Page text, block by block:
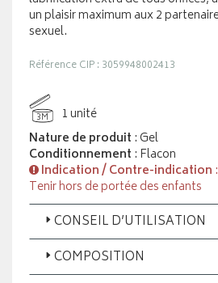
un plaisir maximum aux 2
sexuel.
Référence CIP : 3059948002413
3M
1 unité
Nature de produit : Gel
Conditionnement : Flacon
Indication / Contre-indication
Tenir hors de portée des enfants
CONSEIL D’UTILISATION
COMPOSITION